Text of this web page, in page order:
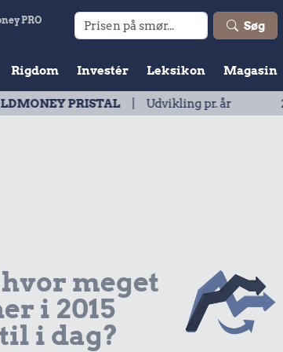
Søg
PRO
Rigdom Investér Leksikon Magasin
| Udvikling pr. år2026:
meget
i 2015
i dag?